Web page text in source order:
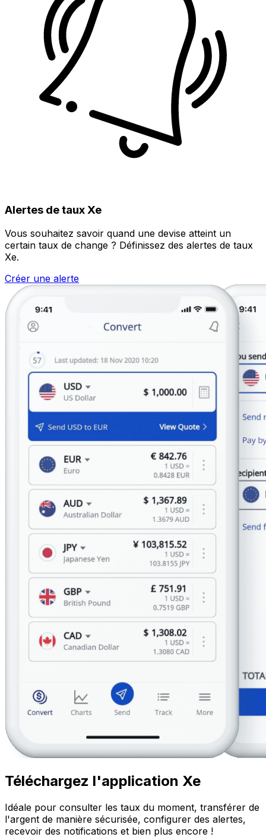
Alertes de taux Xe
Vous souhaitez savoir quand une devise atteint un
certain taux de change ? Définissez des alertes de taux
Xe.
Créer une alerte
Téléchargez l'application Xe
Idéale pour consulter les taux du moment, transférer de
l'argent de manière sécurisée, configurer des alertes,
recevoir des notifications et bien plus encore !